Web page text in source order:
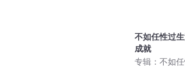
不如任性过
成就
专辑： 不如